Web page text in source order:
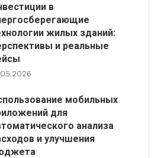
в
жилых зданий:
и реальные
мобильных
для
анализа
и улучшения